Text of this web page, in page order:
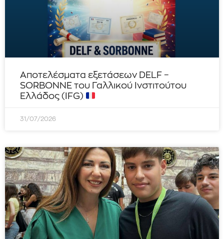
Αποτελέσματα εξετάσεων DELF –
SORBONNE του Γαλλικού Ινστιτούτου
Ελλάδος (IFG)
31/07/2026